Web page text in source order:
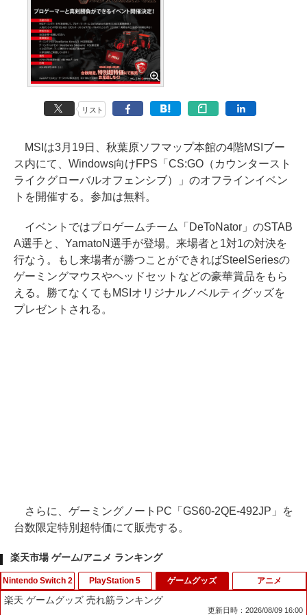
リスト
MSIは3月19日、秋葉原ソフマップ本館の4階MSIブー
ス内にて、Windows向けFPS「CS:GO（カウンタースト
ライクグローバルオフェンシブ）」のオフラインイベン
トを開催する。参加は無料。
イベントではプロゲームチーム「DeToNator」のSTAB
A選手と、YamatoN選手が登場。来場者と1対1の対決を
行なう。もし来場者が勝つことができればSteelSeriesの
ゲーミングマウスやヘッドセットなどの豪華賞品をもら
える。勝てなくてもMSIオリジナルノベルティグッズを
プレゼントされる。
さらに、ゲーミングノートPC「GS60-2QE-492JP」を
台数限定特別超特価にて販売する。
楽天市場 ゲーム/アニメ ランキング
Nintendo Switch 2 PlayStation 5 ゲームグッズ
楽天 ゲームグッズ 売れ筋ランキング
更新日時：2026/08/09 16:00
アニメ